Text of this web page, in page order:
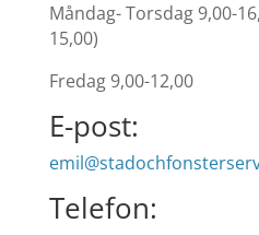
Måndag- Torsdag 9,00-
15,00)
Fredag 9,00-12,00
E-post:
Telefon: